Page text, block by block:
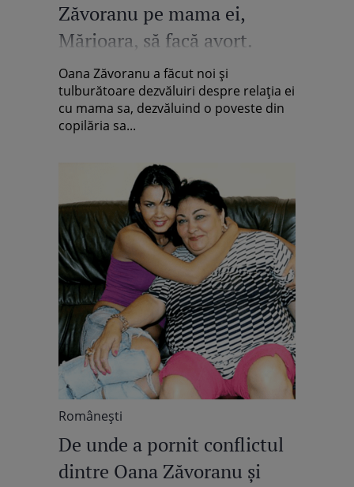
Zăvoranu pe mama ei,
Mărioara, să facă avort.
Dezvăluiri șocante:
„Tragedie mare. Mama era
doar a mea chiar dacă mă
Oana Zăvoranu a făcut noi și
tulburătoare dezvăluiri despre relația ei
cu mama sa, dezvăluind o poveste din
copilăria sa...
Româneşti
De unde a pornit conflictul
dintre Oana Zăvoranu și